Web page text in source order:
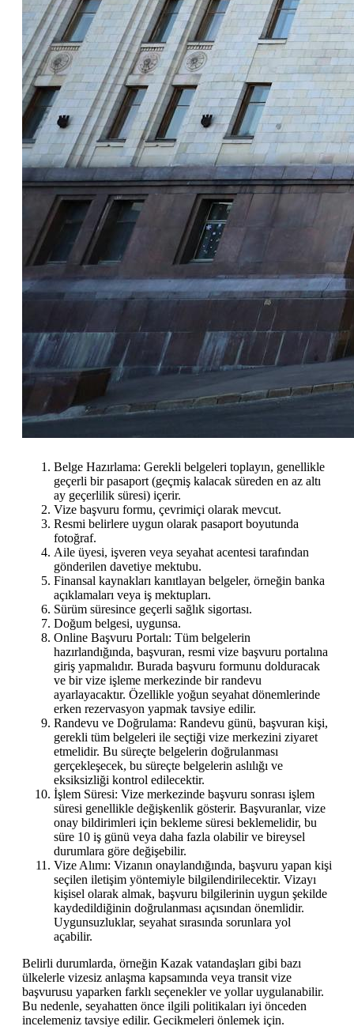
Belge Hazırlama: Gerekli belgeleri toplayın, genellikle
geçerli bir pasaport (geçmiş kalacak süreden en az altı
ay geçerlilik süresi) içerir.
Vize başvuru formu, çevrimiçi olarak mevcut.
Resmi belirlere uygun olarak pasaport boyutunda
fotoğraf.
Aile üyesi, işveren veya seyahat acentesi tarafından
gönderilen davetiye mektubu.
Finansal kaynakları kanıtlayan belgeler, örneğin banka
açıklamaları veya iş mektupları.
Sürüm süresince geçerli sağlık sigortası.
Doğum belgesi, uygunsa.
Online Başvuru Portalı: Tüm belgelerin
hazırlandığında, başvuran, resmi vize başvuru portalına
giriş yapmalıdır. Burada başvuru formunu dolduracak
ve bir vize işleme merkezinde bir randevu
ayarlayacaktır. Özellikle yoğun seyahat dönemlerinde
erken rezervasyon yapmak tavsiye edilir.
Randevu ve Doğrulama: Randevu günü, başvuran kişi,
gerekli tüm belgeleri ile seçtiği vize merkezini ziyaret
etmelidir. Bu süreçte belgelerin doğrulanması
gerçekleşecek, bu süreçte belgelerin aslılığı ve
eksiksizliği kontrol edilecektir.
İşlem Süresi: Vize merkezinde başvuru sonrası işlem
süresi genellikle değişkenlik gösterir. Başvuranlar, vize
onay bildirimleri için bekleme süresi beklemelidir, bu
süre 10 iş günü veya daha fazla olabilir ve bireysel
durumlara göre değişebilir.
Vize Alımı: Vizanın onaylandığında, başvuru yapan kişi
seçilen iletişim yöntemiyle bilgilendirilecektir. Vizayı
kişisel olarak almak, başvuru bilgilerinin uygun şekilde
kaydedildiğinin doğrulanması açısından önemlidir.
Uygunsuzluklar, seyahat sırasında sorunlara yol
açabilir.
Belirli durumlarda, örneğin Kazak vatandaşları gibi bazı
ülkelerle vizesiz anlaşma kapsamında veya transit vize
başvurusu yaparken farklı seçenekler ve yollar uygulanabilir.
Bu nedenle, seyahatten önce ilgili politikaları iyi önceden
incelemeniz tavsiye edilir. Gecikmeleri önlemek için.